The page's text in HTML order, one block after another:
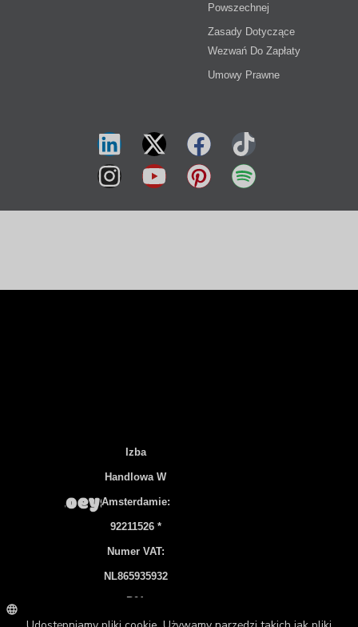
Powszechnej
Zasady Dotyczące
Wezwań Do Zapłaty
Umowy Prawne
Izba
Handlowa W
Amsterdamie:
92211526 *
Numer VAT:
NL865935932
B01